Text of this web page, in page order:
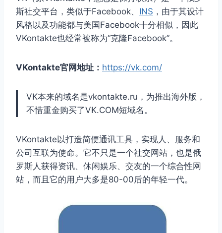
斯社交平台，类似于Facebook、 INS ，由于其设计
风格以及功能都与美国Facebook十分相似，因此
VKontakte也经常被称为“克隆Facebook”。
VKontakte官网地址： https://vk.com/
VK本来的域名是vkontakte.ru，为推出海外版，
不惜重金购买了VK.COM短域名。
VKontakte以打造简便通讯工具，实现人、服务和
公司互联为使命。它不只是一个社交网站，也是俄
罗斯人获得资讯、休闲娱乐、交友的一个综合性网
站，而且它的用户大多是80-00后的年轻一代。